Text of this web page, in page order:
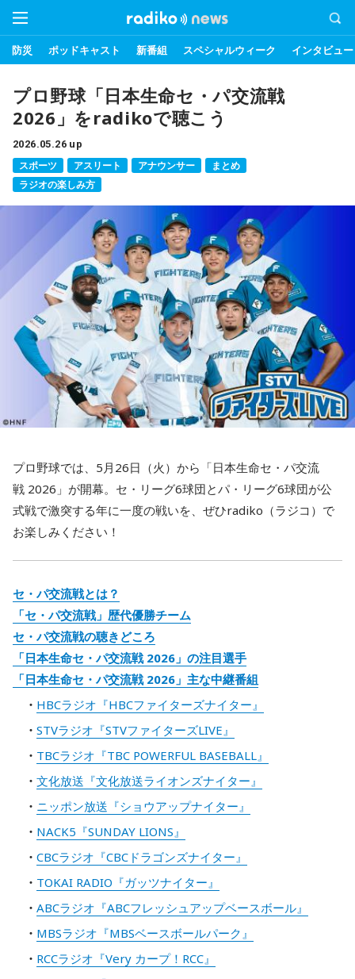
防災 ポッドキャスト 新番組 スペシャルウィーク インタビュー
プロ野球「日本生命セ・パ交流戦
2026」をradikoで聴こう
2026.05.26 up
スポーツ アスリート アナウンサー
まとめ
ラジオの楽しみ方
プロ野球では、5月26日（火）から「日本生命セ・パ交流
戦 2026」が開幕。セ・リーグ6球団とパ・リーグ6球団が公
式戦で激突する年に一度の戦いを、ぜひradiko（ラジコ）で
お楽しみください！
セ・パ交流戦とは？
「セ・パ交流戦」歴代優勝チーム
セ・パ交流戦の聴きどころ
「日本生命セ・パ交流戦 2026」の注目選手
「日本生命セ・パ交流戦 2026」主な中継番組
HBCラジオ『HBCファイターズナイター』
STVラジオ『STVファイターズLIVE』
TBCラジオ『TBC POWERFUL BASEBALL』
文化放送『文化放送ライオンズナイター』
ニッポン放送『ショウアップナイター』
NACK5『SUNDAY LIONS』
CBCラジオ『CBCドラゴンズナイター』
TOKAI RADIO『ガッツナイター』
ABCラジオ『ABCフレッシュアップベースボール』
MBSラジオ『MBSベースボールパーク』
RCCラジオ『Very カープ！RCC』